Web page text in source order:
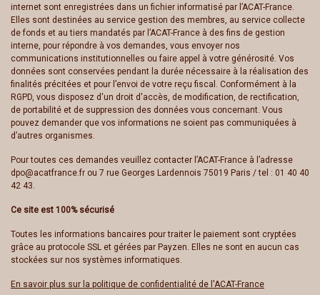
internet sont enregistrées dans un fichier informatisé par l’ACAT-France.
Elles sont destinées au service gestion des membres, au service collecte
de fonds et au tiers mandatés par l’ACAT-France à des fins de gestion
interne, pour répondre à vos demandes, vous envoyer nos
communications institutionnelles ou faire appel à votre générosité. Vos
données sont conservées pendant la durée nécessaire à la réalisation des
finalités précitées et pour l’envoi de votre reçu fiscal. Conformément à la
RGPD, vous disposez d'un droit d'accès, de modification, de rectification,
de portabilité et de suppression des données vous concernant. Vous
pouvez demander que vos informations ne soient pas communiquées à
d’autres organismes.
Pour toutes ces demandes veuillez contacter l’ACAT-France à l’adresse
dpo@acatfrance.fr ou 7 rue Georges Lardennois 75019 Paris /tel : 01 40 40
42 43.
Ce site est 100% sécurisé
Toutes les informations bancaires pour traiter le paiement sont cryptées
grâce au protocole SSL et gérées par Payzen. Elles ne sont en aucun cas
stockées sur nos systèmes informatiques.
En savoir plus sur la politique de confidentialité de l'ACAT-France